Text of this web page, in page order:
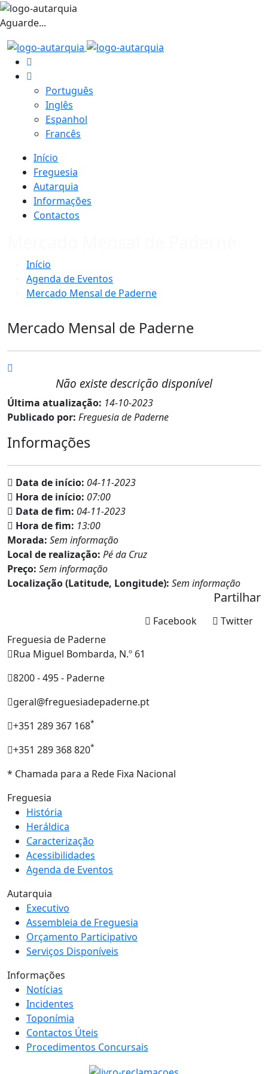
Aguarde...
Português
Inglês
Espanhol
Francês
Início
Freguesia
Autarquia
Informações
Contactos
Início
Agenda de Eventos
Mercado Mensal de Paderne
Mercado Mensal de Paderne
Não existe descrição disponível
Última atualização: 14-10-2023
Publicado por: Freguesia de Paderne
Informações
Data de início: 04-11-2023
Hora de início: 07:00
Data de fim: 04-11-2023
Hora de fim: 13:00
Morada: Sem informação
Local de realização: Pé da Cruz
Preço: Sem informação
Localização (Latitude, Longitude): Sem informação
Partilhar
Twitter
Facebook
Freguesia de Paderne
Rua Miguel Bombarda, N.º 61
8200 - 495 - Paderne
geral@freguesiadepaderne.pt
+351 289 367 168*
+351 289 368 820*
* Chamada para a Rede Fixa Nacional
Freguesia
História
Heráldica
Caracterização
Acessibilidades
Agenda de Eventos
Autarquia
Executivo
Assembleia de Freguesia
Orçamento Participativo
Serviços Disponíveis
Informações
Notícias
Incidentes
Toponímia
Contactos Úteis
Procedimentos Concursais